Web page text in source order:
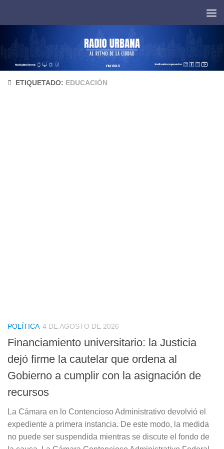
ETIQUETADO: EDUCACIÓN
POLÍTICA 4 DE AGOSTO DE 2026
Financiamiento universitario: la Justicia
dejó firme la cautelar que ordena al
Gobierno a cumplir con la asignación de
recursos
La Cámara en lo Contencioso Administrativo devolvió el
expediente a primera instancia. De este modo, la medida
no puede ser suspendida mientras se discute el fondo de